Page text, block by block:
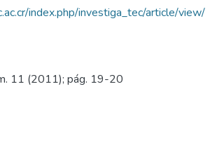
index.php/investiga_tec/article/view/
11 (2011); pág. 19-20